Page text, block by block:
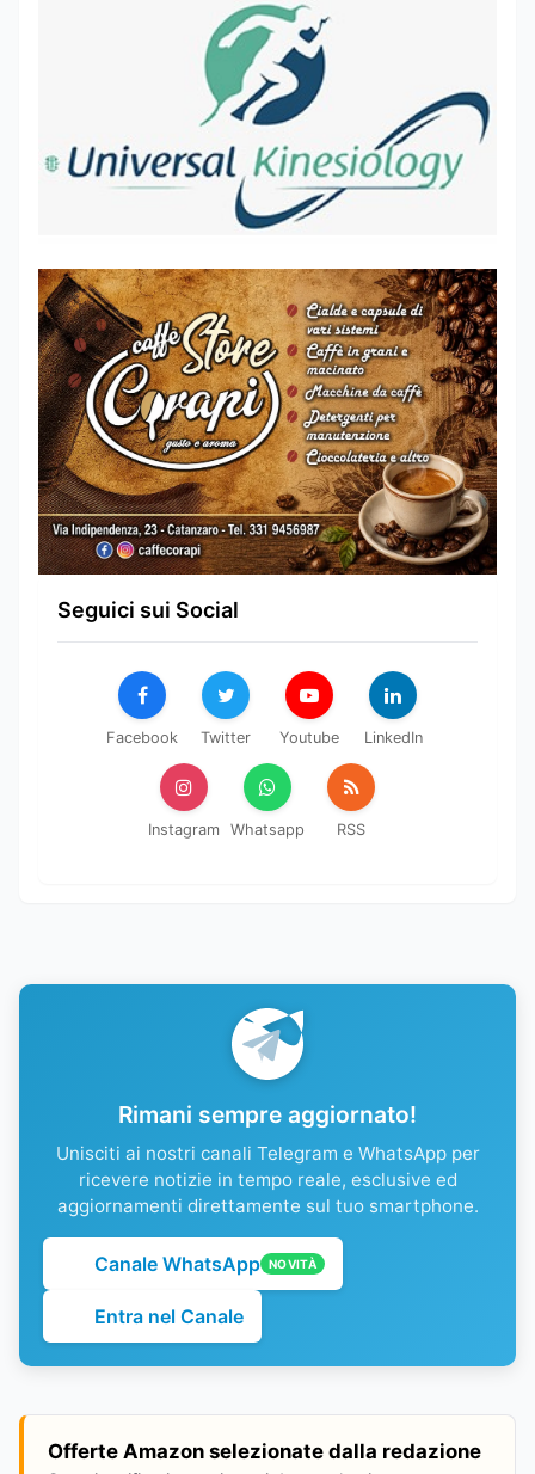
Seguici sui Social
Facebook Twitter Youtube LinkedIn
Instagram Whatsapp RSS
Rimani sempre aggiornato!
Unisciti ai nostri canali Telegram e WhatsApp per
ricevere notizie in tempo reale, esclusive ed
aggiornamenti direttamente sul tuo smartphone.
Canale WhatsApp NOVITÀ
Entra nel Canale
Offerte Amazon selezionate dalla redazione